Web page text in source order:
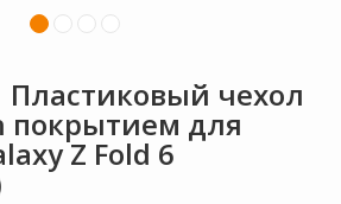
Пластиковый чехол
покрытием для
Z Fold 6